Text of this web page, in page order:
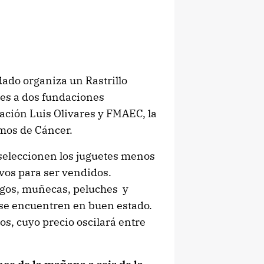
organiza un Rastrillo
a dos fundaciones
Luis Olivares y FMAEC, la
de Cáncer.
los juguetes menos
para ser vendidos.
muñecas, peluches y
encuentren en buen estado.
cuyo precio oscilará entre